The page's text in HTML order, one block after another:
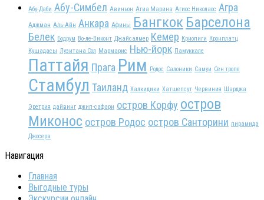
Абу-Даби Абу-Симбел Авиньон Агиа Марина Агиос Николаос Агра
Аджман Аль-Айн Анкара Афины Бангкок Барселона
Белек Бодрум Во-ле-Виконт Джайсалмер Кемер Криопиги Кронплатц
Кушадасы Лузитана Сол Мармарис Нью-йорк Памуккале
Паттайя Прага Рим Родос Салоники Самуи Сен тропе
Стамбул Таиланд Халкидики Хатшепсут Червиния Шарджа
Эретрия дайвинг джип-сафари остров Корфу остров
Миконос остров Родос остров Санторини пирамида
Джосера
Навигация
Главная
Выгодные туры